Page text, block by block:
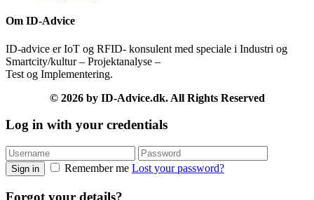
Om ID-Advice
ID-advice er IoT og RFID- konsulent med speciale i Industri og
Smartcity/kultur – Projektanalyse –
Test og Implementering.
© 2026 by ID-Advice.dk. All Rights Reserved
Log in with your credentials
Sign in Remember me Lost your password?
Forgot your details?